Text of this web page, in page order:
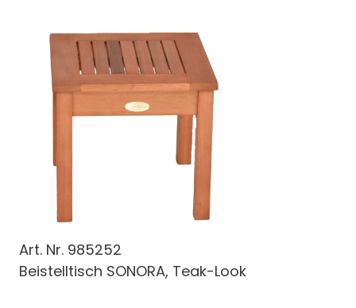
Art. Nr. 985252
Beistelltisch SONORA, Teak-Look